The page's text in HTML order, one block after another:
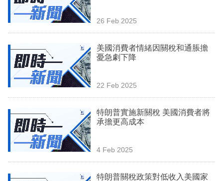
事
訂
閱
26 Feb 2025
美國消費者情緒因關稅和通脹擔
憂急劇下降
22 Feb 2025
特朗普實施新關稅 美國消費者將
承擔更高成本
4 Feb 2025
特朗普關稅政策對低收入美國家